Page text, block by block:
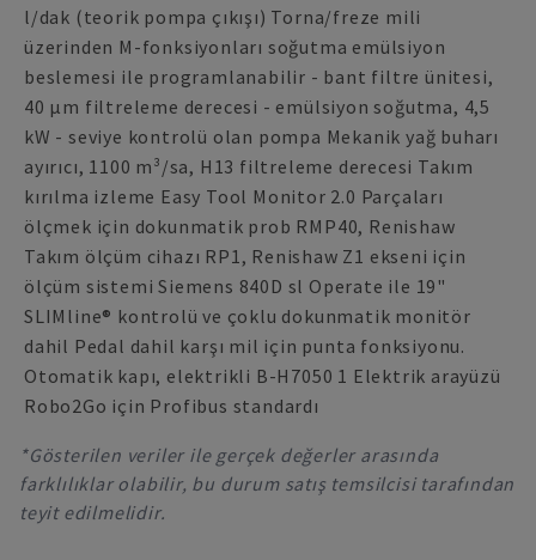
l/dak (teorik pompa çıkışı) Torna/freze mili
üzerinden M-fonksiyonları soğutma emülsiyon
beslemesi ile programlanabilir - bant filtre ünitesi,
40 µm filtreleme derecesi - emülsiyon soğutma, 4,5
kW - seviye kontrolü olan pompa Mekanik yağ buharı
ayırıcı, 1100 m³/sa, H13 filtreleme derecesi Takım
kırılma izleme Easy Tool Monitor 2.0 Parçaları
ölçmek için dokunmatik prob RMP40, Renishaw
Takım ölçüm cihazı RP1, Renishaw Z1 ekseni için
ölçüm sistemi Siemens 840D sl Operate ile 19"
SLIMline® kontrolü ve çoklu dokunmatik monitör
dahil Pedal dahil karşı mil için punta fonksiyonu.
Otomatik kapı, elektrikli B-H7050 1 Elektrik arayüzü
Robo2Go için Profibus standardı
*Gösterilen veriler ile gerçek değerler arasında
farklılıklar olabilir, bu durum satış temsilcisi tarafından
teyit edilmelidir.